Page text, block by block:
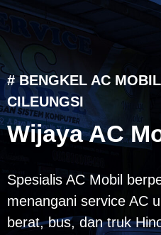
# BENGKEL AC
CILEUNGSI
Wijaya AC
Spesialis AC Mobil
menangani service AC
berat, bus, dan truk